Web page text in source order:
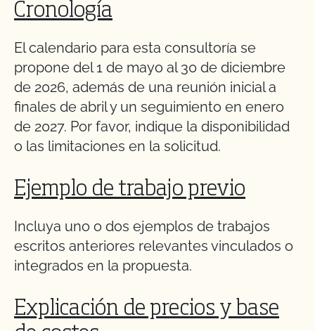
Cronología
El calendario para esta consultoría se
propone del 1 de mayo al 30 de diciembre
de 2026, además de una reunión inicial a
finales de abril y un seguimiento en enero
de 2027. Por favor, indique la disponibilidad
o las limitaciones en la solicitud.
Ejemplo de trabajo previo
Incluya uno o dos ejemplos de trabajos
escritos anteriores relevantes vinculados o
integrados en la propuesta.
Explicación de precios y base